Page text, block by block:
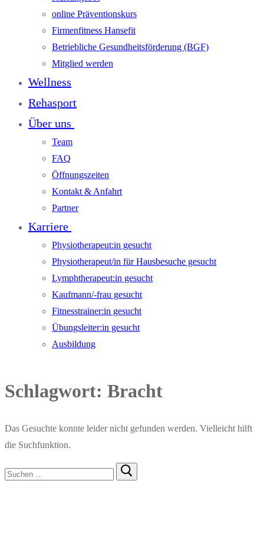
online Präventionskurs
Firmenfitness Hansefit
Betriebliche Gesundheitsförderung (BGF)
Mitglied werden
Wellness
Rehasport
Über uns
Team
FAQ
Öffnungszeiten
Kontakt & Anfahrt
Partner
Karriere
Physiotherapeut:in gesucht
Physiotherapeut/in für Hausbesuche gesucht
Lymphtherapeut:in gesucht
Kaufmann/-frau gesucht
Fitnesstrainer:in gesucht
Übungsleiter:in gesucht
Ausbildung
Schlagwort: Bracht
Das Gesuchte konnte leider nicht gefunden werden. Vielleicht hilft
die Suchfunktion.